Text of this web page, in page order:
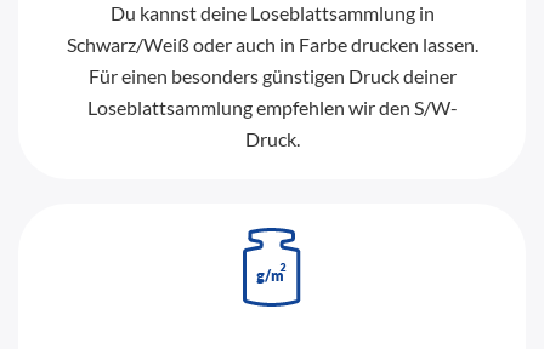
Du kannst deine Loseblattsammlung in
Schwarz/Weiß oder auch in Farbe drucken lassen.
Für einen besonders günstigen Druck deiner
Loseblattsammlung empfehlen wir den S/W-
Druck.